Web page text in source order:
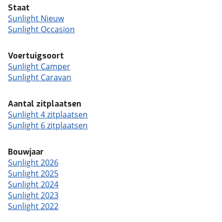
Staat
Sunlight Nieuw
Sunlight Occasion
Voertuigsoort
Sunlight Camper
Sunlight Caravan
Aantal zitplaatsen
Sunlight 4 zitplaatsen
Sunlight 6 zitplaatsen
Bouwjaar
Sunlight 2026
Sunlight 2025
Sunlight 2024
Sunlight 2023
Sunlight 2022